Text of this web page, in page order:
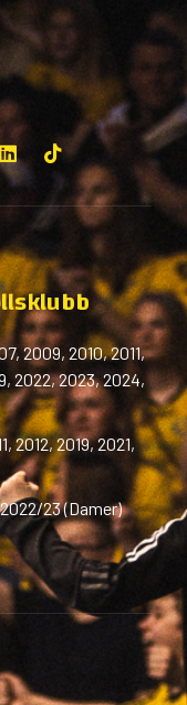
2009, 2010, 2011,
2022, 2023, 2024,
2012, 2019, 2021,
23 (Damer)